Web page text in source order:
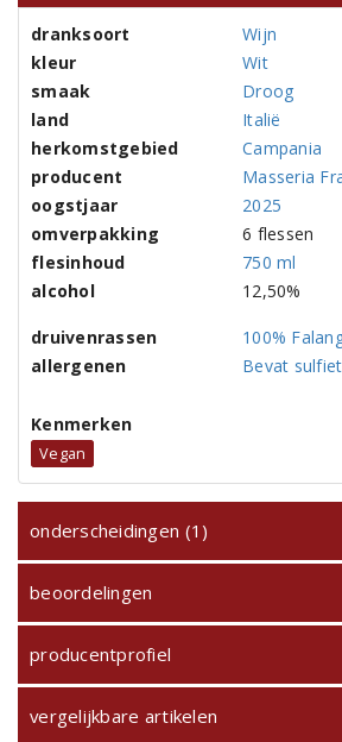
dranksoort
Wijn
kleur
Wit
smaak
Droog
land
Italië
herkomstgebied
Campania
producent
Masseria
oogstjaar
2025
omverpakking
6 flessen
flesinhoud
750 ml
alcohol
12,50%
druivenrassen
100%
allergenen
Bevat
Kenmerken
Vegan
onderscheidingen (1)
beoordelingen
producentprofiel
vergelijkbare artikelen